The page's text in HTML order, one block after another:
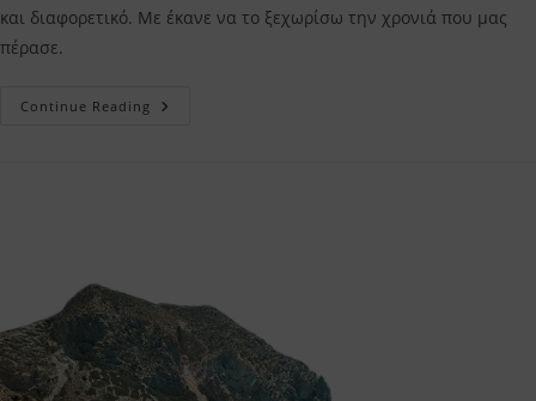
και διαφορετικό. Με έκανε να το ξεχωρίσω την χρονιά που μας
πέρασε.
Continue Reading Old